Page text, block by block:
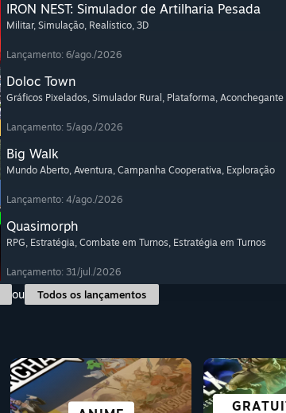
IRON NEST: Simulador de Artilharia Pesada
Militar, Simulação, Realístico, 3D
Lançamento: 6/ago./2026
Doloc Town
Gráficos Pixelados, Simulador Rural , Plataforma, Aconchegante
Lançamento: 5/ago./2026
Big Walk
Mundo Aberto, Aventura, Campanha Cooperativa, Exploração
Lançamento: 4/ago./2026
Quasimorph
RPG, Estratégia, Combate em Turnos, Estratégia em Turnos
Lançamento: 31/jul./2026
ou Todos os lançamentos
FICÇÃO